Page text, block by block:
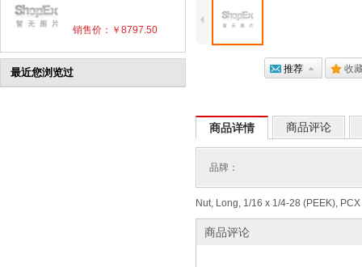
销售价：￥8797.50
最近您浏览过
4
@ 推荐 7 . 收
商品详情 商品评论
品牌：
Nut, Long, 1/16 x 1/4-28 (PEEK),
商品评论